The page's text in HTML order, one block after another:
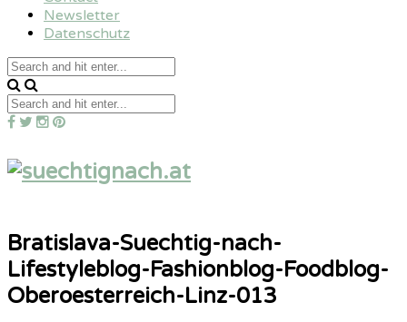
Newsletter
Datenschutz
Bratislava-Suechtig-nach-
Lifestyleblog-Fashionblog-Foodblog-
Oberoesterreich-Linz-013